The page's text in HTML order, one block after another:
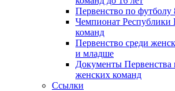
Первенство по футболу
Чемпионат
команд
Первенство среди
и младше
Документы Первенства
женских команд
Ссылки